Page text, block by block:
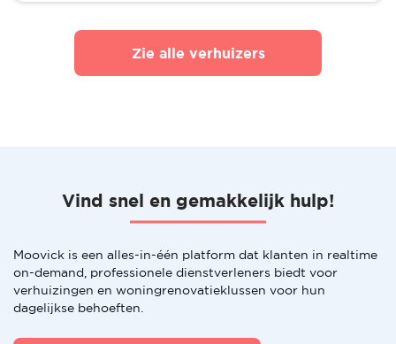
Zie alle verhuizers
Vind snel en gemakkelijk hulp!
Moovick is een alles-in-één platform dat klanten in realtime
on-demand, professionele dienstverleners biedt voor
verhuizingen en woningrenovatieklussen voor hun
dagelijkse behoeften.